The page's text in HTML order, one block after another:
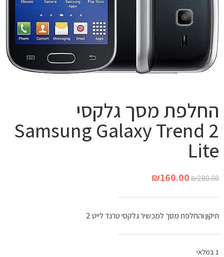
החלפת מסך גלקסי
Samsung Galaxy Trend 2
Lite
₪280.00
₪160.00
תיקון והחלפת מסך למכשיר גלקסי טרנד לייט 2
1 במלאי